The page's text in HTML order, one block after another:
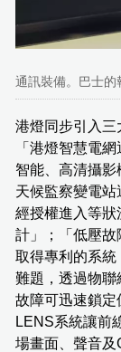
通訊裝備。巴士的
港燈同步引入三
「港燈智慧電
智能、高清攝
天候監察變電
經授權進入等狀
計」；「低壓故
取得專利的系統
難題，透過物聯
故障可迅速鎖
LENS系統讓前
場畫面、聲音